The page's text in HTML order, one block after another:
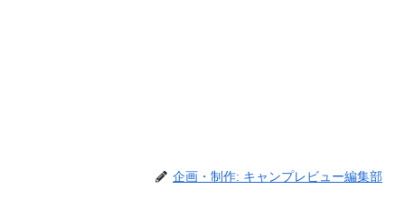
企画・制作: キャンプレビュー編集部